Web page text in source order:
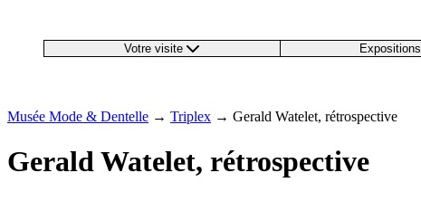
Votre visite Expositions
Musée Mode & Dentelle → Triplex → Gerald Watelet, rétrospective
Gerald Watelet, rétrospective